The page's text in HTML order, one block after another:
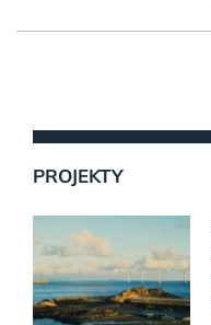
PROJEKTY